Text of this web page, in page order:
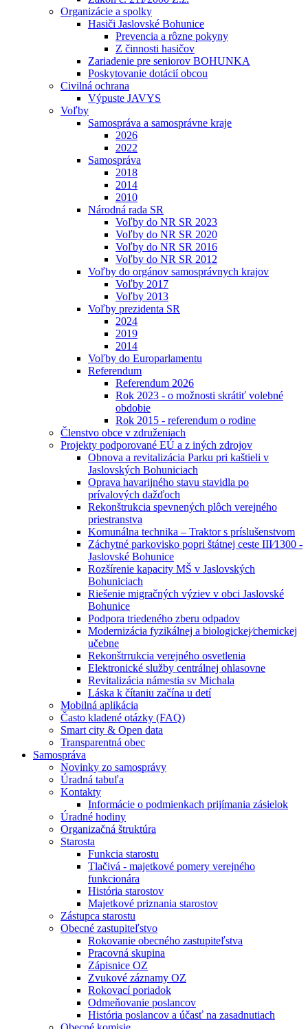
Organizácie a spolky
Hasiči Jaslovské Bohunice
Prevencia a rôzne pokyny
Z činnosti hasičov
Zariadenie pre seniorov BOHUNKA
Poskytovanie dotácií obcou
Civilná ochrana
Výpuste JAVYS
Voľby
Samospráva a samosprávne kraje
2026
2022
Samospráva
2018
2014
2010
Národná rada SR
Voľby do NR SR 2023
Voľby do NR SR 2020
Voľby do NR SR 2016
Voľby do NR SR 2012
Voľby do orgánov samosprávnych krajov
Voľby 2017
Voľby 2013
Voľby prezidenta SR
2024
2019
2014
Voľby do Europarlamentu
Referendum
Referendum 2026
Rok 2023 - o možnosti skrátiť volebné
obdobie
Rok 2015 - referendum o rodine
Členstvo obce v združeniach
Projekty podporované EÚ a z iných zdrojov
Obnova a revitalizácia Parku pri kaštieli v
Jaslovských Bohuniciach
Oprava havarijného stavu stavidla po
prívalových dažďoch
Rekonštrukcia spevnených plôch verejného
priestranstva
Komunálna technika – Traktor s príslušenstvom
Záchytné parkovisko popri štátnej ceste III⁄1300 -
Jaslovské Bohunice
Rozšírenie kapacity MŠ v Jaslovských
Bohuniciach
Riešenie migračných výziev v obci Jaslovské
Bohunice
Podpora triedeného zberu odpadov
Modernizácia fyzikálnej a biologickej⁄chemickej
učebne
Rekonštrrukcia verejného osvetlenia
Elektronické služby centrálnej ohlasovne
Revitalizácia námestia sv Michala
Láska k čítaniu začína u detí
Mobilná aplikácia
Často kladené otázky (FAQ)
Smart city & Open data
Transparentná obec
Samospráva
Novinky zo samosprávy
Úradná tabuľa
Kontakty
Informácie o podmienkach prijímania zásielok
Úradné hodiny
Organizačná štruktúra
Starosta
Funkcia starostu
Tlačivá - majetkové pomery verejného
funkcionára
História starostov
Majetkové priznania starostov
Zástupca starostu
Obecné zastupiteľstvo
Rokovanie obecného zastupiteľstva
Pracovná skupina
Zápisnice OZ
Zvukové záznamy OZ
Rokovací poriadok
Odmeňovanie poslancov
História poslancov a účasť na zasadnutiach